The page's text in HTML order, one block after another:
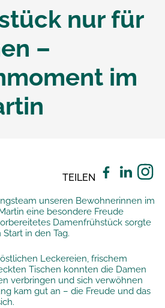
nur für
–
im
TEILEN
unseren Bewohnerinnen im
eine besondere Freude
Damenfrühstück sorgte
in den Tag.
Leckereien, frischem
Tischen konnten die Damen
verbringen und sich verwöhnen
kam gut an – die Freude und das